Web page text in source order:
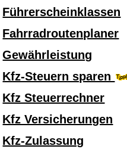
Führerscheinklassen
Fahrradroutenplaner
Gewährleistung
Kfz-Steuern sparen
Kfz Steuerrechner
Kfz Versicherungen
Kfz-Zulassung